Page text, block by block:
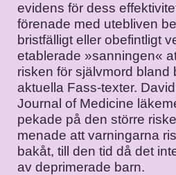
evidens för dess
förenade med utebliven
bristfälligt eller obefintligt
etablerade »sanningen«
risken för självmord
aktuella Fass-texter.
Journal of Medicine
pekade på den större
menade att varningarna
bakåt, till den tid då det
av deprimerade barn.